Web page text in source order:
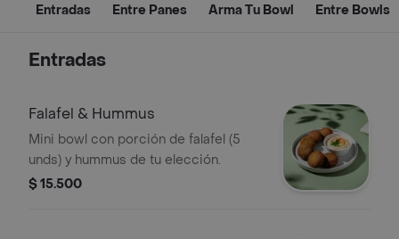
Entradas Entre Panes Arma Tu Bowl Entre Bowls
Entradas
Falafel & Hummus
Mini bowl con porción de falafel (5
unds) y hummus de tu elección.
$ 15.500